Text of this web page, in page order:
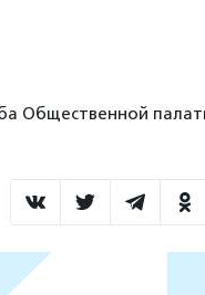
Общественной